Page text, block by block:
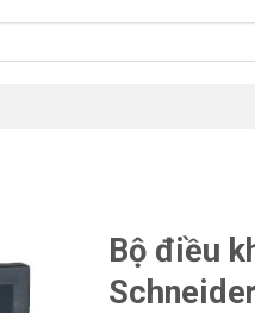
Bộ điều